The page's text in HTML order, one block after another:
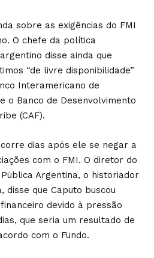
sobre as exigências do FMI
O chefe da política
disse ainda que
“de livre disponibilidade”
Interamericano de
o Banco de Desenvolvimento
(CAF).
dias após ele se negar a
com o FMI. O diretor do
Argentina, o historiador
disse que Caputo buscou
devido à pressão
que seria um resultado de
com o Fundo.